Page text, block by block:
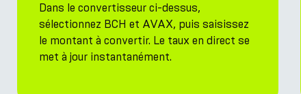
Dans le convertisseur ci-dessus,
sélectionnez BCH et AVAX, puis saisissez
le montant à convertir. Le taux en direct se
met à jour instantanément.